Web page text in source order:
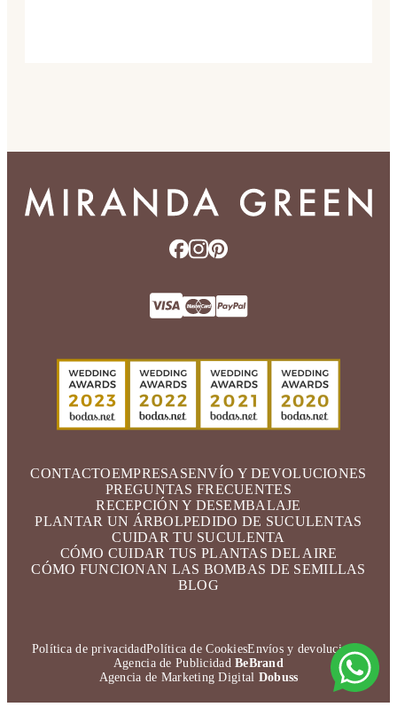
CONTACTOEMPRESASENVÍO Y DEVOLUCIONES
PREGUNTAS FRECUENTES
RECEPCIÓN Y DESEMBALAJE
PLANTAR UN ÁRBOLPEDIDO DE SUCULENTAS
CUIDAR TU SUCULENTA
CÓMO CUIDAR TUS PLANTAS DEL AIRE
CÓMO FUNCIONAN LAS BOMBAS DE SEMILLAS
BLOG
Política de privacidadPolítica de CookiesEnvíos y devoluciones
Agencia de PublicidadBeBrand
Agencia de Marketing Digital Dobuss